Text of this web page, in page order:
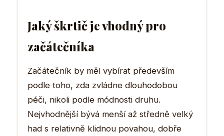
Jaký škrtič je vhodný pro
začátečníka
Začátečník by měl vybírat především
podle toho, zda zvládne dlouhodobou
péči, nikoli podle módnosti druhu.
Nejvhodnější bývá menší až středně velký
had s relativně klidnou povahou, dobře